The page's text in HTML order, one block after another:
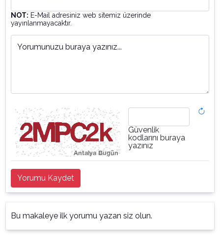
NOT: E-Mail adresiniz web sitemiz üzerinde
yayınlanmayacaktır.
Yorumunuzu buraya yazınız...
Güvenlik
kodlarını buraya
yazınız
Yorumu Kaydet
Bu makaleye ilk yorumu yazan siz olun.